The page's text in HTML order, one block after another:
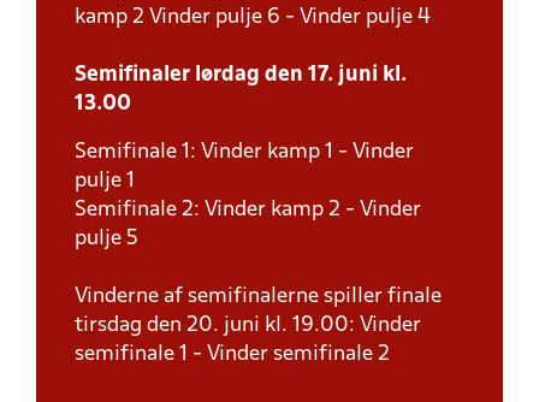
kamp 2 Vinder pulje 6 - Vinder pulje 4
Semifinaler lørdag den 17. juni kl.
13.00
Semifinale 1: Vinder kamp 1 - Vinder
pulje 1
Semifinale 2: Vinder kamp 2 - Vinder
pulje 5
Vinderne af semifinalerne spiller finale
tirsdag den 20. juni kl. 19.00: Vinder
semifinale 1 - Vinder semifinale 2